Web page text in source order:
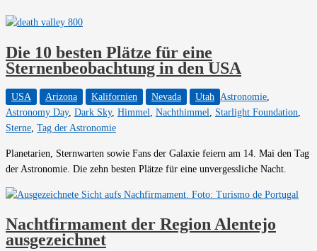
Die 10 besten Plätze für eine
Sternenbeobachtung in den USA
USA Arizona Kalifornien Nevada Utah Astronomie,
Astronomy Day, Dark Sky, Himmel, Nachthimmel, Starlight Foundation,
Sterne, Tag der Astronomie
Planetarien, Sternwarten sowie Fans der Galaxie feiern am 14. Mai den Tag
der Astronomie. Die zehn besten Plätze für eine unvergessliche Nacht.
Nachtfirmament der Region Alentejo
ausgezeichnet